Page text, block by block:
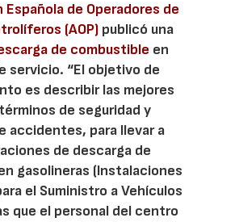
Española de Operadores de
(AOP) publicó una
de combustible en
servicio. “El objetivo de
es describir las mejores
de seguridad y
accidentes, para llevar a
de descarga de
gasolineras (Instalaciones
el Suministro a Vehículos
que el personal del centro